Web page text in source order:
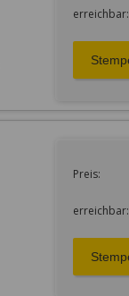
erreichbar:
Preis:
erreichbar: